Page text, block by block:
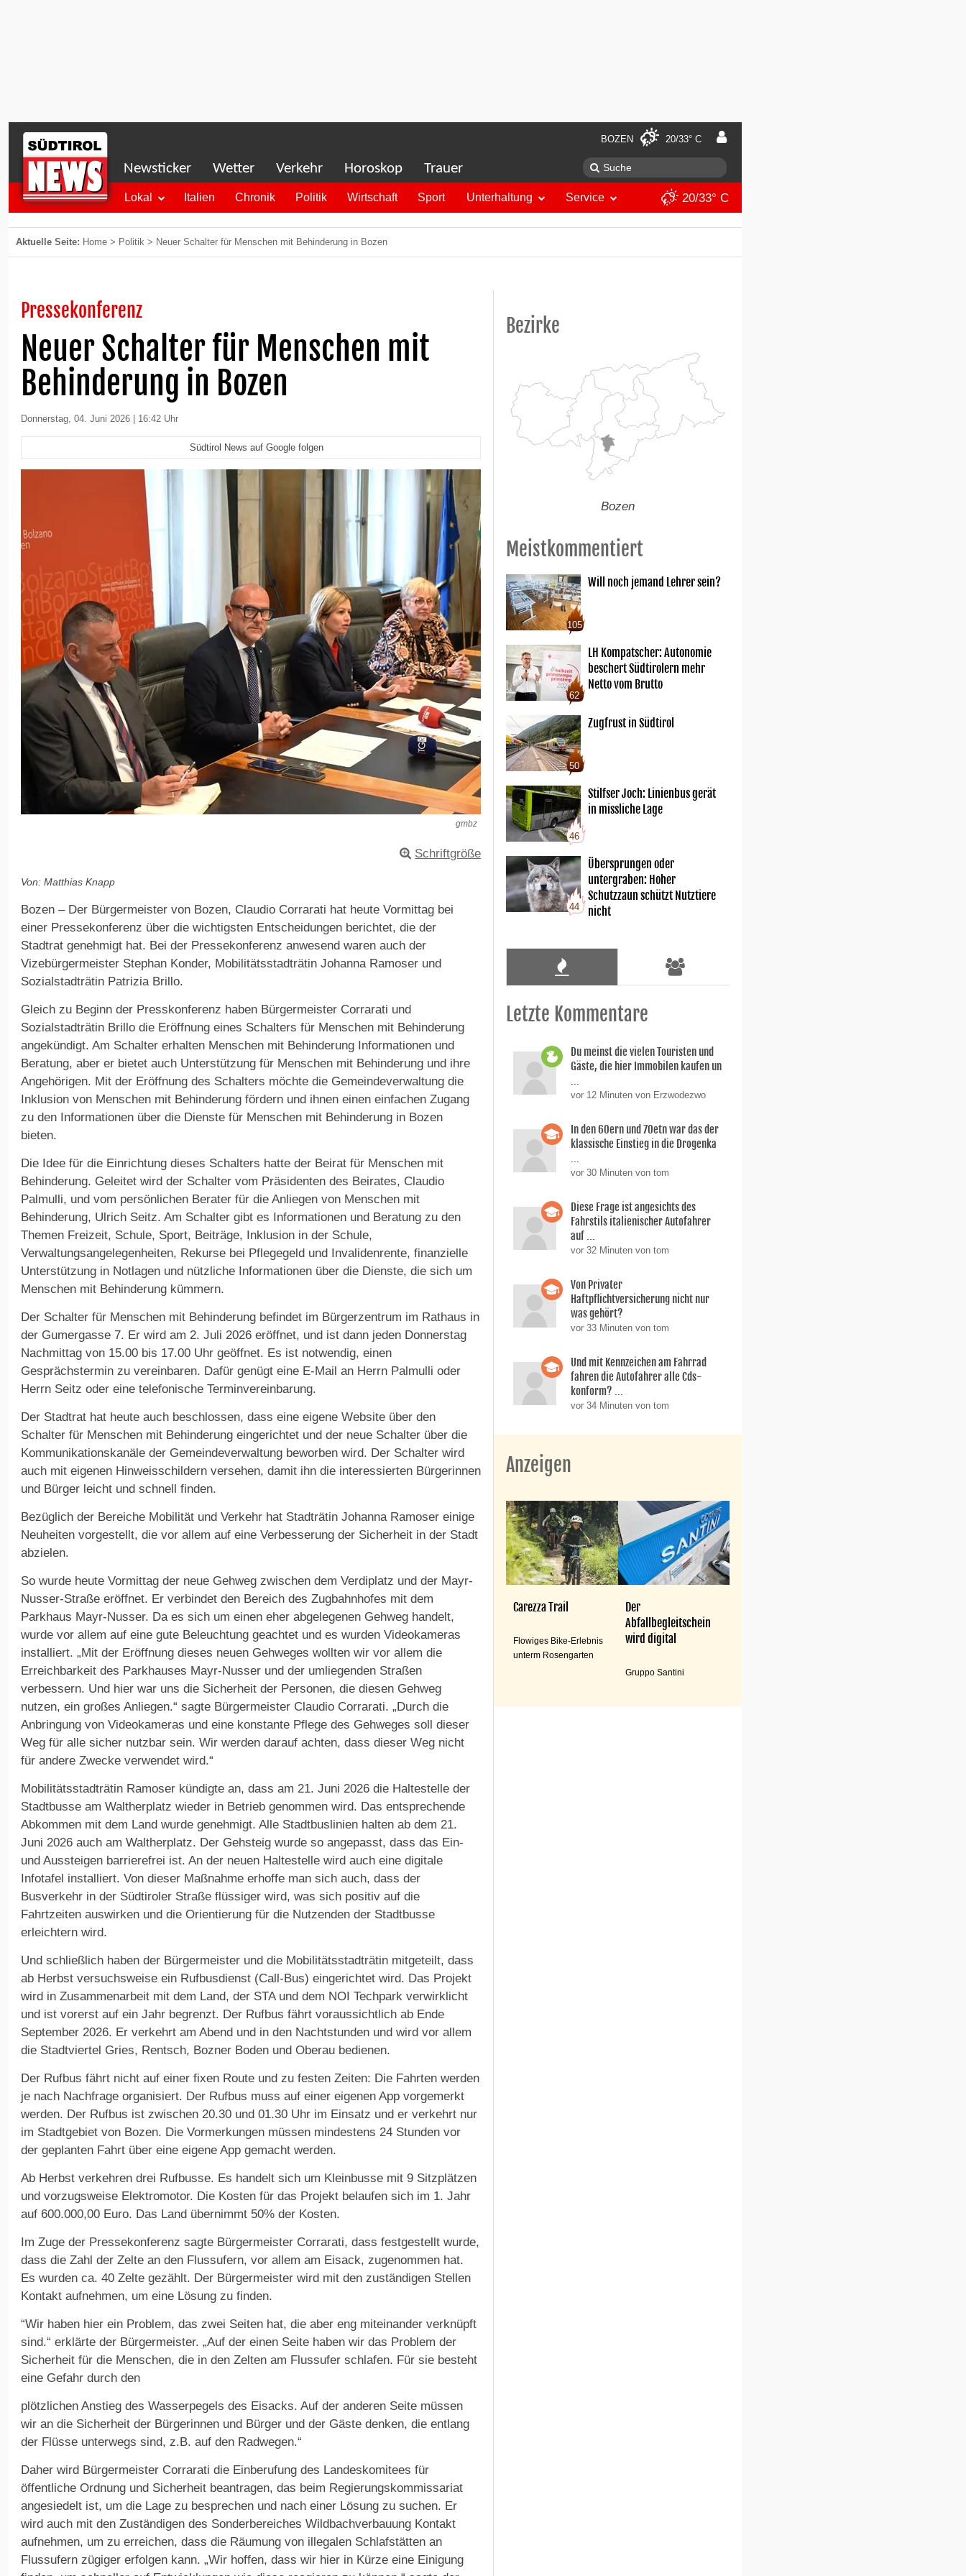
BOZEN 20/33° C
Newsticker Wetter Verkehr Horoskop Trauer
Lokal Italien Chronik Politik Wirtschaft Sport Unterhaltung Service 20/33° C
Aktuelle Seite: Home > Politik > Neuer Schalter für Menschen mit Behinderung in Bozen
Pressekonferenz
Neuer Schalter für Menschen mit
Behinderung in Bozen
Donnerstag, 04. Juni 2026 | 16:42 Uhr
Südtirol News auf Google folgen
gmbz
Schriftgröße
Von: Matthias Knapp
Bozen – Der Bürgermeister von Bozen, Claudio Corrarati hat heute Vormittag bei
einer Pressekonferenz über die wichtigsten Entscheidungen berichtet, die der
Stadtrat genehmigt hat. Bei der Pressekonferenz anwesend waren auch der
Vizebürgermeister Stephan Konder, Mobilitätsstadträtin Johanna Ramoser und
Sozialstadträtin Patrizia Brillo.
Gleich zu Beginn der Presskonferenz haben Bürgermeister Corrarati und
Sozialstadträtin Brillo die Eröffnung eines Schalters für Menschen mit Behinderung
angekündigt. Am Schalter erhalten Menschen mit Behinderung Informationen und
Beratung, aber er bietet auch Unterstützung für Menschen mit Behinderung und ihre
Angehörigen. Mit der Eröffnung des Schalters möchte die Gemeindeverwaltung die
Inklusion von Menschen mit Behinderung fördern und ihnen einen einfachen Zugang
zu den Informationen über die Dienste für Menschen mit Behinderung in Bozen
bieten.
Die Idee für die Einrichtung dieses Schalters hatte der Beirat für Menschen mit
Behinderung. Geleitet wird der Schalter vom Präsidenten des Beirates, Claudio
Palmulli, und vom persönlichen Berater für die Anliegen von Menschen mit
Behinderung, Ulrich Seitz. Am Schalter gibt es Informationen und Beratung zu den
Themen Freizeit, Schule, Sport, Beiträge, Inklusion in der Schule,
Verwaltungsangelegenheiten, Rekurse bei Pflegegeld und Invalidenrente, finanzielle
Unterstützung in Notlagen und nützliche Informationen über die Dienste, die sich um
Menschen mit Behinderung kümmern.
Der Schalter für Menschen mit Behinderung befindet im Bürgerzentrum im Rathaus in
der Gumergasse 7. Er wird am 2. Juli 2026 eröffnet, und ist dann jeden Donnerstag
Nachmittag von 15.00 bis 17.00 Uhr geöffnet. Es ist notwendig, einen
Gesprächstermin zu vereinbaren. Dafür genügt eine E-Mail an Herrn Palmulli oder
Herrn Seitz oder eine telefonische Terminvereinbarung.
Der Stadtrat hat heute auch beschlossen, dass eine eigene Website über den
Schalter für Menschen mit Behinderung eingerichtet und der neue Schalter über die
Kommunikationskanäle der Gemeindeverwaltung beworben wird. Der Schalter wird
auch mit eigenen Hinweisschildern versehen, damit ihn die interessierten Bürgerinnen
und Bürger leicht und schnell finden.
Bezüglich der Bereiche Mobilität und Verkehr hat Stadträtin Johanna Ramoser einige
Neuheiten vorgestellt, die vor allem auf eine Verbesserung der Sicherheit in der Stadt
abzielen.
So wurde heute Vormittag der neue Gehweg zwischen dem Verdiplatz und der Mayr-
Nusser-Straße eröffnet. Er verbindet den Bereich des Zugbahnhofes mit dem
Parkhaus Mayr-Nusser. Da es sich um einen eher abgelegenen Gehweg handelt,
wurde vor allem auf eine gute Beleuchtung geachtet und es wurden Videokameras
installiert. „Mit der Eröffnung dieses neuen Gehweges wollten wir vor allem die
Erreichbarkeit des Parkhauses Mayr-Nusser und der umliegenden Straßen
verbessern. Und hier war uns die Sicherheit der Personen, die diesen Gehweg
nutzen, ein großes Anliegen.“ sagte Bürgermeister Claudio Corrarati. „Durch die
Anbringung von Videokameras und eine konstante Pflege des Gehweges soll dieser
Weg für alle sicher nutzbar sein. Wir werden darauf achten, dass dieser Weg nicht
für andere Zwecke verwendet wird.“
Mobilitätsstadträtin Ramoser kündigte an, dass am 21. Juni 2026 die Haltestelle der
Stadtbusse am Waltherplatz wieder in Betrieb genommen wird. Das entsprechende
Abkommen mit dem Land wurde genehmigt. Alle Stadtbuslinien halten ab dem 21.
Juni 2026 auch am Waltherplatz. Der Gehsteig wurde so angepasst, dass das Ein-
und Aussteigen barrierefrei ist. An der neuen Haltestelle wird auch eine digitale
Infotafel installiert. Von dieser Maßnahme erhoffe man sich auch, dass der
Busverkehr in der Südtiroler Straße flüssiger wird, was sich positiv auf die
Fahrtzeiten auswirken und die Orientierung für die Nutzenden der Stadtbusse
erleichtern wird.
Und schließlich haben der Bürgermeister und die Mobilitätsstadträtin mitgeteilt, dass
ab Herbst versuchsweise ein Rufbusdienst (Call-Bus) eingerichtet wird. Das Projekt
wird in Zusammenarbeit mit dem Land, der STA und dem NOI Techpark verwirklicht
und ist vorerst auf ein Jahr begrenzt. Der Rufbus fährt voraussichtlich ab Ende
September 2026. Er verkehrt am Abend und in den Nachtstunden und wird vor allem
die Stadtviertel Gries, Rentsch, Bozner Boden und Oberau bedienen.
Der Rufbus fährt nicht auf einer fixen Route und zu festen Zeiten: Die Fahrten werden
je nach Nachfrage organisiert. Der Rufbus muss auf einer eigenen App vorgemerkt
werden. Der Rufbus ist zwischen 20.30 und 01.30 Uhr im Einsatz und er verkehrt nur
im Stadtgebiet von Bozen. Die Vormerkungen müssen mindestens 24 Stunden vor
der geplanten Fahrt über eine eigene App gemacht werden.
Ab Herbst verkehren drei Rufbusse. Es handelt sich um Kleinbusse mit 9 Sitzplätzen
und vorzugsweise Elektromotor. Die Kosten für das Projekt belaufen sich im 1. Jahr
auf 600.000,00 Euro. Das Land übernimmt 50% der Kosten.
Im Zuge der Pressekonferenz sagte Bürgermeister Corrarati, dass festgestellt wurde,
dass die Zahl der Zelte an den Flussufern, vor allem am Eisack, zugenommen hat.
Es wurden ca. 40 Zelte gezählt. Der Bürgermeister wird mit den zuständigen Stellen
Kontakt aufnehmen, um eine Lösung zu finden.
“Wir haben hier ein Problem, das zwei Seiten hat, die aber eng miteinander verknüpft
sind.“ erklärte der Bürgermeister. „Auf der einen Seite haben wir das Problem der
Sicherheit für die Menschen, die in den Zelten am Flussufer schlafen. Für sie besteht
eine Gefahr durch den
plötzlichen Anstieg des Wasserpegels des Eisacks. Auf der anderen Seite müssen
wir an die Sicherheit der Bürgerinnen und Bürger und der Gäste denken, die entlang
der Flüsse unterwegs sind, z.B. auf den Radwegen.“
Daher wird Bürgermeister Corrarati die Einberufung des Landeskomitees für
öffentliche Ordnung und Sicherheit beantragen, das beim Regierungskommissariat
angesiedelt ist, um die Lage zu besprechen und nach einer Lösung zu suchen. Er
wird auch mit den Zuständigen des Sonderbereiches Wildbachverbauung Kontakt
aufnehmen, um zu erreichen, dass die Räumung von illegalen Schlafstätten an
Flussufern zügiger erfolgen kann. „Wir hoffen, dass wir hier in Kürze eine Einigung
Bezirke
Bozen
Meistkommentiert
105
Will noch jemand Lehrer sein?
62
LH Kompatscher: Autonomie
beschert Südtirolern mehr
Netto vom Brutto
50
Zugfrust in Südtirol
46
Stilfser Joch: Linienbus gerät
in missliche Lage
44
Übersprungen oder
untergraben: Hoher
Schutzzaun schützt Nutztiere
nicht
Letzte Kommentare
Du meinst die vielen Touristen und
Gäste, die hier Immobilen kaufen un
...
vor 12 Minuten von Erzwodezwo
In den 60ern und 70etn war das der
klassische Einstieg in die Drogenka
...
vor 30 Minuten von tom
Diese Frage ist angesichts des
Fahrstils italienischer Autofahrer
auf ...
vor 32 Minuten von tom
Von Privater
Haftpflichtversicherung nicht nur
was gehört?
vor 33 Minuten von tom
Und mit Kennzeichen am Fahrrad
fahren die Autofahrer alle Cds-
konform? ...
vor 34 Minuten von tom
Anzeigen
Carezza Trail
Flowiges Bike-Erlebnis
unterm Rosengarten
Der
Abfallbegleitschein
wird digital
Gruppo Santini